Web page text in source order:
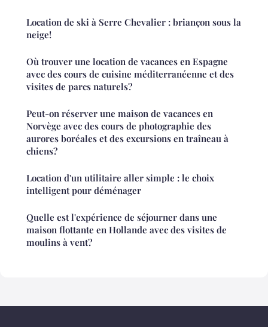
Location de ski à Serre Chevalier : briançon sous la
neige!
Où trouver une location de vacances en Espagne
avec des cours de cuisine méditerranéenne et des
visites de parcs naturels?
Peut-on réserver une maison de vacances en
Norvège avec des cours de photographie des
aurores boréales et des excursions en traîneau à
chiens?
Location d'un utilitaire aller simple : le choix
intelligent pour déménager
Quelle est l'expérience de séjourner dans une
maison flottante en Hollande avec des visites de
moulins à vent?